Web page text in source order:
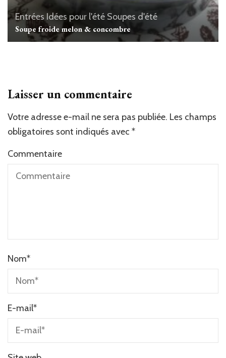
Entrées Idées pour l'été Soupes d'été
Soupe froide melon & concombre
Laisser un commentaire
Votre adresse e-mail ne sera pas publiée. Les champs
obligatoires sont indiqués avec *
Commentaire
Nom*
E-mail*